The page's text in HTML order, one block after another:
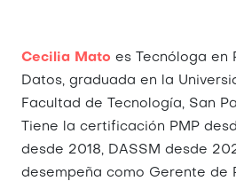
Cecilia Mato es Tecnóloga en
Datos, graduada en la
Facultad de Tecnología, San
Tiene la certificación PMP
desde 2018, DASSM desde
desempeña como Gerente de